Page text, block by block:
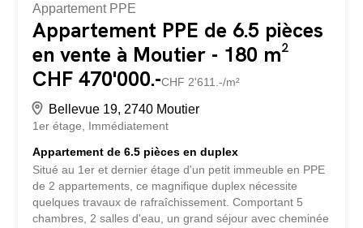
Appartement PPE
Appartement PPE de 6.5 pièces
en vente à Moutier - 180 m²
CHF 470'000.-CHF 2'611.-/m²
Bellevue 19, 2740 Moutier
1er étage
Immédiatement
Appartement de 6.5 pièces en duplex
Situé au 1er et dernier étage d'un petit immeuble en PPE
de 2 appartements, ce magnifique duplex nécessite
quelques travaux de rafraîchissement. Comportant 5
chambres, 2 salles d'eau, un grand séjour avec cheminée